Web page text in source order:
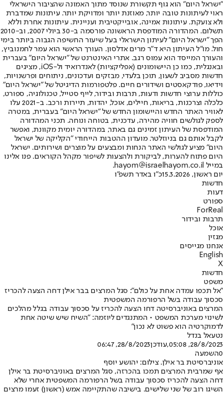
"ישראל היום" הוא גוף תקשורת שנוסד מתוך האמונה שהציבור הישראלי
ראוי לעיתונות טובה יותר, מאוזנת יותר ומדויקת יותר. עיתונות שמדברת
ולא צועקת. עיתונות אמינה, אובייקטיבית ועניינית. עיתונות אחרת וללא
תשלום. המהדורה המודפסת הראשונה פורסמה ב-30 ביולי 2007, וב-2010
הפך "ישראל היום" לעיתון הישראלי בעל שיעור החשיפה הגבוה ביותר בימי
חול. מו"ל העיתון היא ד"ר מרים אדלסון. העורך הראשי הוא עמר לחמנוביץ,
והעורך המייסד הוא עמוס רגב. אתרי האינטרנט של "ישראל היום" בעברית
ובאנגלית, כמו כן היישומונים (אפליקציות) לאנדרואיד ול-iOS, מציגים
חדשות מסביב לשעון, תוכן בלעדי, מבזקים ועדכונים, ניתוחים ופרשנויות,
וידיאו, פודקאסטים ושידורים חיים. פלטפורמות הדיגיטל של "ישראל היום"
כוללות ערוצי חדשות ודעות, תרבות ובידור, לייף סטייל, טכנולוגיה, ספורט,
כלכלה וצרכנות, בריאות, חיילים, אוכל, יהדות, תיירות ורכב. ב-2021 עלו
לאוויר האתר החדש והיישומון החדש של "ישראל היום" בעברית, במטרה
לספק לגולשים חוויה מהירה, עדכנית, בטוחה ונוחה. תכני המהדורה
המודפסת של העיתון זמינים גם באתר, במהדורה יומית מקוונת, ואפשר
לקבל אותם גם בניוזלטר. מועדון ההטבות הייחודי "הקליקה של ישראל
היום" מציע לגולשי האתר הנחות ומבצעים על מוצרים ושירותים. ישראל
היום פתוח להערות, לביקורת ולהצעות לשיפור מקהל הקוראים. פנו אלינו
במייל hayom@israelhayom.co.il.
יום ראשון, 15.3.2026
כ"ו באדר תשפ"ו
חדשות
דעות
ספורט
ForReal
תרבות ובידור
אוכל
מגזין
אנחנו מגייסים
English
X
חדשות
משפט
"אל תכפו עמדה אחת על כולם": סגל המרצים בבר אילן דחה הצעה להכריז
סכסוך עבודה בשל הרפורמה המשפטית
המרצים באוניברסיטה דחו הצעה להכריז על סכסוך עבודה בגלל מהלכים
לשינוי מערכת המשפט • המתנגדים ליוזמה: "השיח שיש שיטה אחת
לדמוקרטיה הוא פשוט לא נכון"
נטעאל בנדל
28/8/2023, 05:08
,עודכן28/8/2023, 06:47
0השמעה
אוניברסיטת בר אילן. צילום: יהושע יוסף
אף שמרבית המרצים תמכו בהכרזה, סגל המרצים באוניברסיטת בר אילן
דחה הצעה להכריז סכסוך עבודה בשל הרפורמה המשפטית אחרי שלא
השיגו רוב של שני שלישים. בישיבה שהתקיימה אמש (ראשון) זעמו מרצים